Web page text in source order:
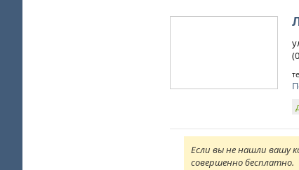
Если вы не нашли вашу
совершенно бесплатно.